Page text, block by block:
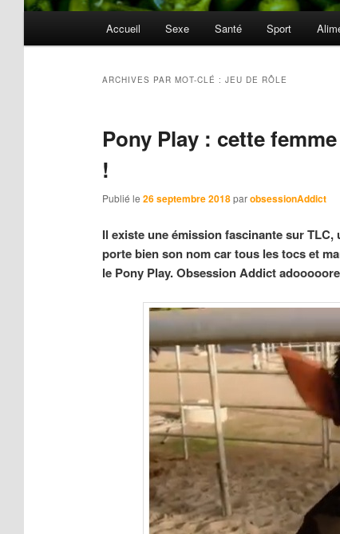
Accueil Sexe Santé Sport
ARCHIVES PAR MOT-CLÉ : JEU DE RÔLE
Pony Play : cette
!
Publié le 26 septembre 2018 parobsessionAddict
Il existe une émission fascinante sur TLC,
porte bien son nom car tous les tocs et
le Pony Play. Obsession Addict